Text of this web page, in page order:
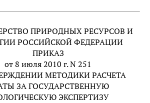
ПРИРОДНЫХ РЕСУРСОВ И
РОССИЙСКОЙ ФЕДЕРАЦИИ
ПРИКАЗ
от 8 июля 2010 г. N 251
МЕТОДИКИ РАСЧЕТА
ЗА ГОСУДАРСТВЕННУЮ
ЭКСПЕРТИЗУ